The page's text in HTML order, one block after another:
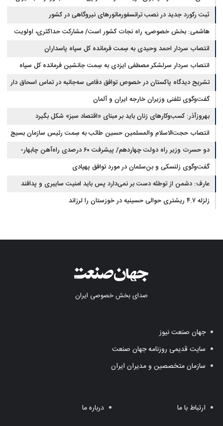
ثبت رکورد جدید در نصب ترانسفورماتورهای نیروگاهی در کشور
هاشمی: بخش خصوصی، راه نجات کشور است/ مشارکت حداکثری، اولویت
ستاد ساماندهی فضای مجازی
انتصاب سردار احمد وحیدی به سِمت فرمانده کل سپاه پاسداران
انتصاب سردار سرلشکر مصطفی ایزدی به سِمت جانشین فرمانده کل سپاه
پاسداران
تشریح دیدگاه پاکستان در خصوص توافق دفاعی سه‌جانبه در تماس اسحاق دار
با عراقچی
گفت‌وگوی تلفنی وزیران خارجه ایران و آلمان
بهروزآذر: کسب‌وکارهای زنان باید بر مبنای «اقتصاد سبز» شکل بگیرد
انتصاب حجت‌الاسلام ‌والمسلمین حسین طائب به سِمت رئیس سازمان بسیج
مستضعفین سپاه پاسداران
دو حسرت وزیر راه دولت چهاردهم/ پیشرفت ۶۰ درصدی راه‌آهن چابهار-
زاهدان
گفت‌وگوی زلنسکی و بن‌سلمان در مورد توافق پهپادی
عارف: دشمن از توطئه دست بر نمی‌دارد پس باید امنیت سایبری و پدافند
غیرعامل را ارتقا داد
زلزله ۴.۷ ریشتری حوالی حسینیه در خوزستان را لرزاند
صدای بخش خصوصی ایران
جهان صنعت نیوز
سایت قدیمی روزنامه جهان صنعت
سازمان متخصصین و مدیران ایران
ارتباط با ما درباره ما